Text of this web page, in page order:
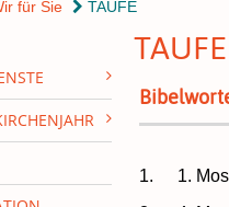
für Sie TAUFE
TAUFE
1. 1.